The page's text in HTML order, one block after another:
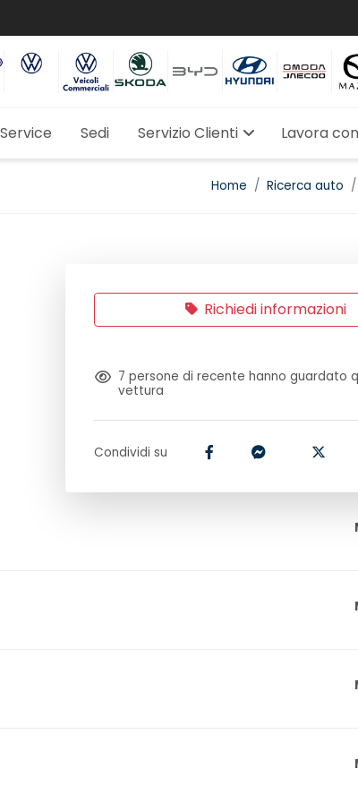
Service Sedi Servizio Clienti Lavora
Home Ricerca auto
Richiedi informazioni
7 persone di recente hanno guardato
vettura
Condividi su